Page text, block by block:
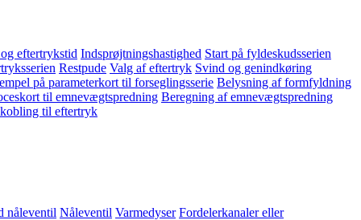
eftertrykstid Indsprøjtningshastighed Start på fyldeskudsserien
Restpude Valg af eftertryk Svind og genindkøring
på parameterkort til forseglingsserie Belysning af formfyldning
til emnevægtspredning Beregning af emnevægtspredning
til eftertryk
nåleventil Nåleventil Varmedyser Fordelerkanaler eller